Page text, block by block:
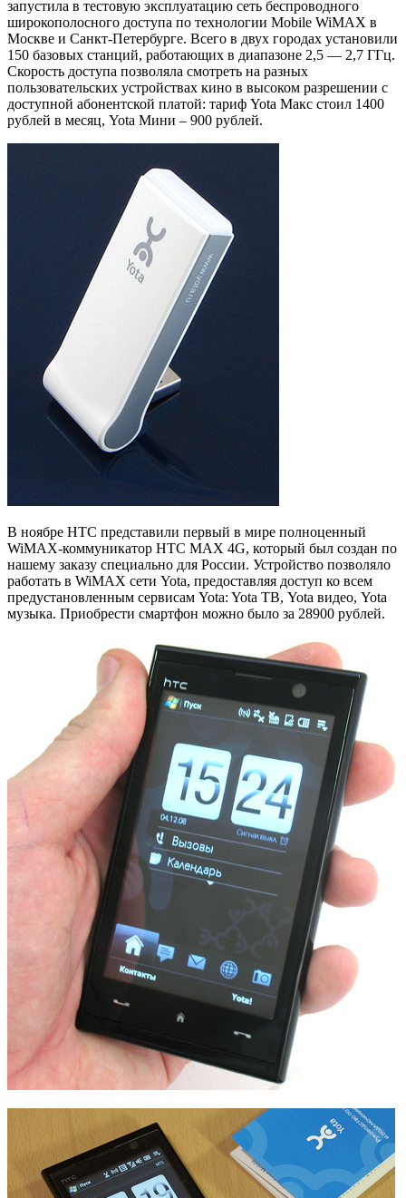
запустила в тестовую эксплуатацию сеть беспроводного
широкополосного доступа по технологии Mobile WiMAX в
Москве и Санкт-Петербурге. Всего в двух городах установили
150 базовых станций, работающих в диапазоне 2,5 — 2,7 ГГц.
Скорость доступа позволяла смотреть на разных
пользовательских устройствах кино в высоком разрешении с
доступной абонентской платой: тариф Yota Макс стоил 1400
рублей в месяц, Yota Мини – 900 рублей.
В ноябре HTC представили первый в мире полноценный
WiMAX-коммуникатор HTC MAX 4G, который был создан по
нашему заказу специально для России. Устройство позволяло
работать в WiMAX сети Yota, предоставляя доступ ко всем
предустановленным сервисам Yota: Yota ТВ, Yota видео, Yota
музыка. Приобрести смартфон можно было за 28900 рублей.